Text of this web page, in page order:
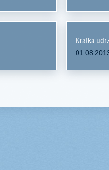
Krátká